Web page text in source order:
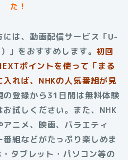
た！
には、動画配信サービス「U-
」をおすすめします。 初回
ポイントを使って「まる
れば、NHKの人気番組が見
の登録から31日間は無料体験
試しください。また、NHK
ニメ、映画、バラエティ
組などがたっぷり楽しめま
タブレット・パソコン等の